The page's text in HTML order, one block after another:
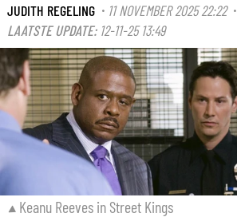
JUDITH REGELING · 11 NOVEMBER 2025 22:22·
LAATSTE UPDATE: 12-11-25 13:49
Keanu Reeves in Street Kings